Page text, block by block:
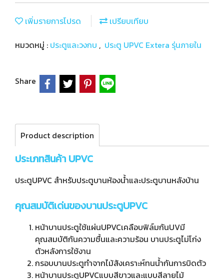
เพิ่มรายการโปรด
เปรียบเทียบ
หมวดหมู่ : ประตูและวงกบ , ประตู UPVC Extera รุ่นภายใน
Share
Product description
ประเภทสินค้า UPVC
ประตูUPVC สำหรับประตูบานห้องน้ำและประตูบานหลังบ้าน
คุณสมบัติเด่นของบานประตูUPVC
หน้าบานประตูใช้แผ่นUPVCเคลือบฟิล์มกันUVมี
คุณสมบัติกันความชื้นและความร้อน บานประตูไม่โก่ง
ตัวหลังการใช้งาน
กรอบบานประตูทำจากไม้สังเคราะห์ทนน้ำกันการบิดตัว
หน้าบานประตูUPVCแบบสีขาวและแบบสีลายไม้